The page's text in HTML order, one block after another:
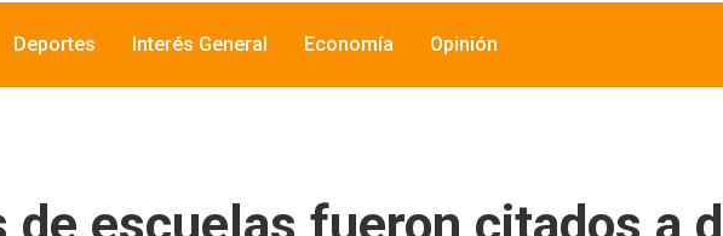
Deportes Interés General Economía Opinión
de escuelas fueron citados a